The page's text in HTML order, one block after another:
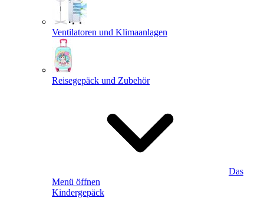
Ventilatoren und Klimaanlagen
Reisegepäck und Zubehör
Das
Menü öffnen
Kindergepäck